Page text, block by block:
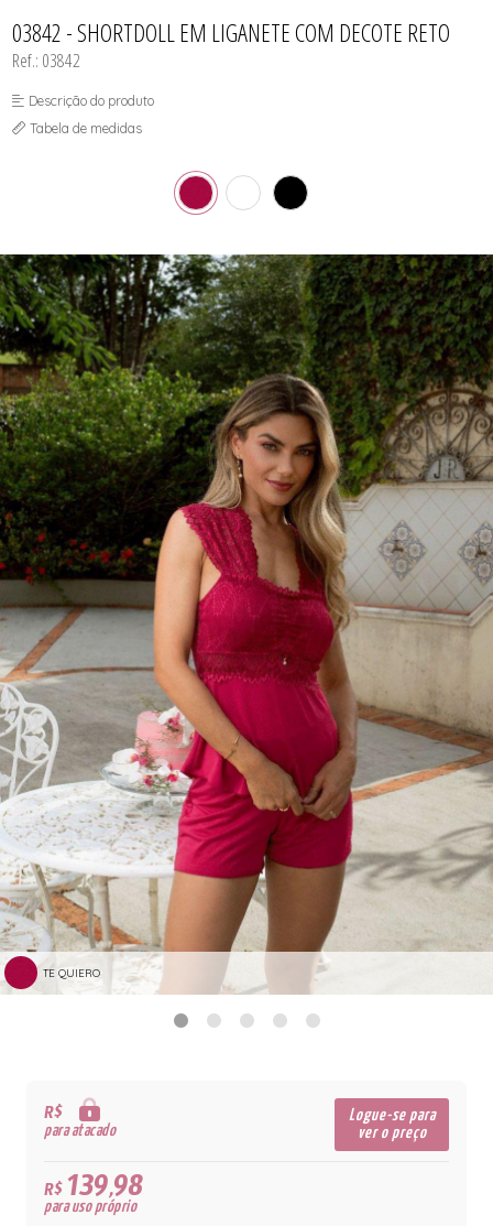
CONJUNTO
CONJUNTO BIQUÍNI
ROBE
TOP
03842 - SHORTDOLL EM LIGANETE COM DECOTE RETO
Ref.: 03842
Descrição do produto
Tabela de medidas
TE QUIERO
R$
para atacado
Logue-se para
ver o preço
R$139,98
para uso próprio